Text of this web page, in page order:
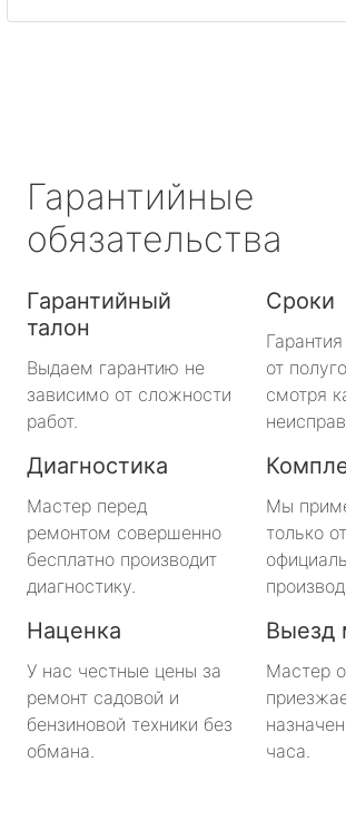
Гарантийные
обязательства
Гарантийный
талон
Выдаем гарантию не
зависимо от сложности
работ.
Сроки
от
смотря
Диагностика
Мастер перед
ремонтом совершенно
бесплатно производит
диагностику.
Мы
только от
Наценка
У нас честные цены за
ремонт садовой и
бензиновой техники без
обмана.
Выезд
Мастер
часа.